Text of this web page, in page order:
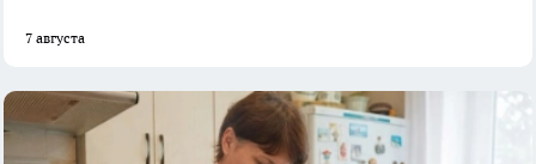
7 августа